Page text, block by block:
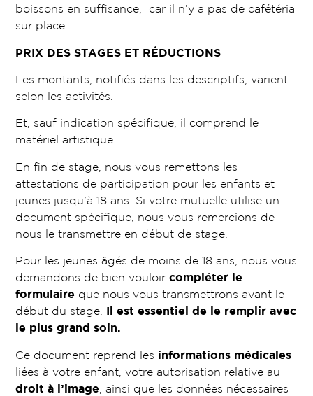
boissons en suffisance, car il n’y a pas de cafétéria
sur place.
PRIX DES STAGES ET RÉDUCTIONS
Les montants, notifiés dans les descriptifs, varient
selon les activités.
Et, sauf indication spécifique, il comprend le
matériel artistique.
En fin de stage, nous vous remettons les
attestations de participation pour les enfants et
jeunes jusqu’à 18 ans. Si votre mutuelle utilise un
document spécifique, nous vous remercions de
nous le transmettre en début de stage.
Pour les jeunes âgés de moins de 18 ans, nous vous
demandons de bien vouloircompléter le
formulaire que nous vous transmettrons avant le
début du stage. Il est essentiel de le remplir avec
le plus grand soin.
Ce document reprend les informations médicales
liées à votre enfant, votre autorisation relative au
droit à l’image , ainsi que les données nécessaires